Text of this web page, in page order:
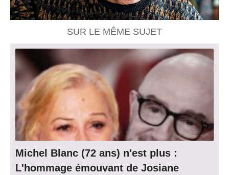
SUR LE MÊME SUJET
Michel Blanc (72 ans) n'est plus :
L'hommage émouvant de Josiane